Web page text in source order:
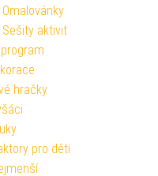
Omalovánky
Sešity aktivit
hračky
pro děti